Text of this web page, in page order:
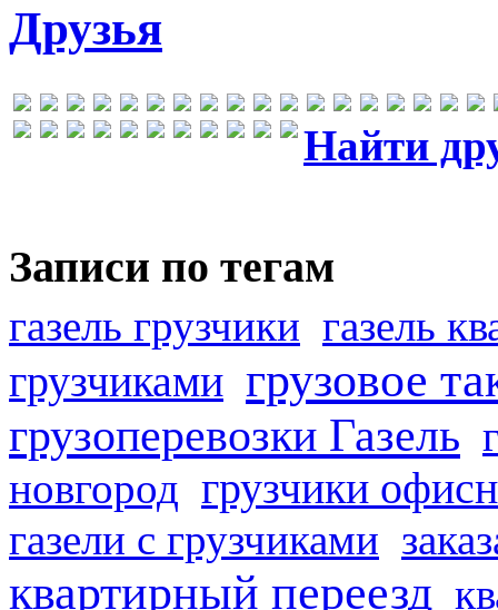
Друзья
Найти
Записи по тегам
газель грузчики газель
грузчиками грузовое
грузоперевозки Газель
новгород грузчики
газели с грузчиками
квартирный переезд